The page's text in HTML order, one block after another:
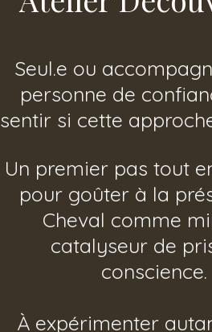
Seul.e ou
personne de
sentir si cette
Un premier pas tout
pour goûter à la
Cheval comme
catalyseur de
conscience.
À expérimenter